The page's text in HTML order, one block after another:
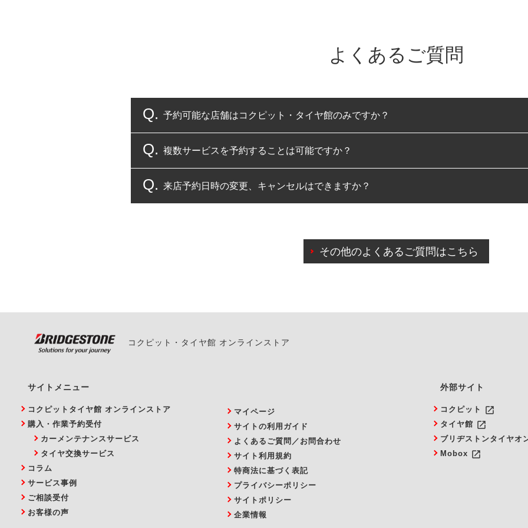
よくあるご質問
予約可能な店舗はコクピット・タイヤ館のみですか？
コクピット・タイヤ館のみとなります。
複数サービスを予約することは可能ですか？
複数サービスのご予約は可能です。
来店予約日時の変更、キャンセルはできますか？
また、やむを得ない事由によりご予約のキャンセルをご希望の際は、直接ご予約いた
その他のよくあるご質問はこちら
コクピット・タイヤ館 オンラインストア
サイトメニュー
コクピットタイヤ館 オンラインストア
購入・作業予約受付
カーメンテナンスサービス
タイヤ交換サービス
コラム
サービス事例
ご相談受付
お客様の声
マイページ
サイトの利用ガイド
よくあるご質問／お問合わせ
サイト利用規約
特商法に基づく表記
プライバシーポリシー
サイトポリシー
企業情報
外部サイト
コクピット launch
タイヤ館 launch
ブリヂストンタイヤオ
Mobox launch